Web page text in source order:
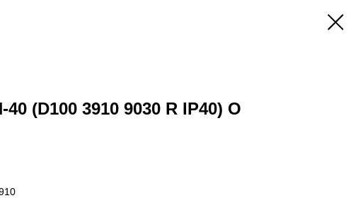
40 (D100 3910 9030 R IP40) O